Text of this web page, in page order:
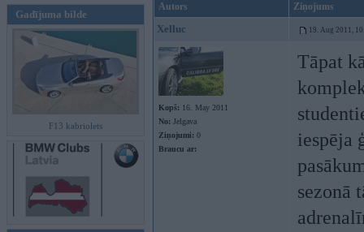
Gadījuma bilde
F13 kabriolets
Autors Ziņojums
Xelluc 19. Aug 2011,
Kopš: 16. May 2011
No: Jelgava
Ziņojumi: 0
Braucu ar:
Tāpat
iespēja
sezonā